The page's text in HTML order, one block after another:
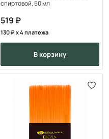
спиртовой, 50 мл
519
130 x 4 платежа
в корзину